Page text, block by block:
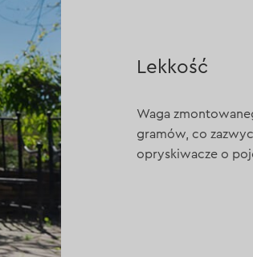
Lekkość
Waga
gramów, co
opryskiwacze o